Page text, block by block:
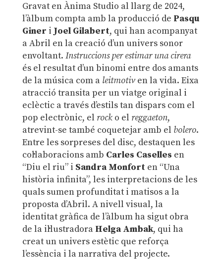
Gravat en Ànima Studio al llarg de 2024,
l’àlbum compta amb la producció de Pasqu
Giner i Joel Gilabert, qui han acompanyat
a Abril en la creació d’un univers sonor
envoltant. Instruccions per estimar una cirera
és el resultat d’un binomi entre dos amants
de la música com a leitmotiven la vida. Eixa
atracció transita per un viatge original i
eclèctic a través d’estils tan dispars com el
pop electrònic, el rocko el reggaeton,
atrevint-se també coquetejar amb el bolero.
Entre les sorpreses del disc, destaquen les
col·laboracions amb Carles Caselles en
“Diu el riu” i Sandra Monforten “Una
història infinita”, les interpretacions de les
quals sumen profunditat i matisos a la
proposta d’Abril. A nivell visual, la
identitat gràfica de l’àlbum ha sigut obra
de la il·lustradora Helga Ambak, qui ha
creat un univers estètic que reforça
l’essència i la narrativa del projecte.